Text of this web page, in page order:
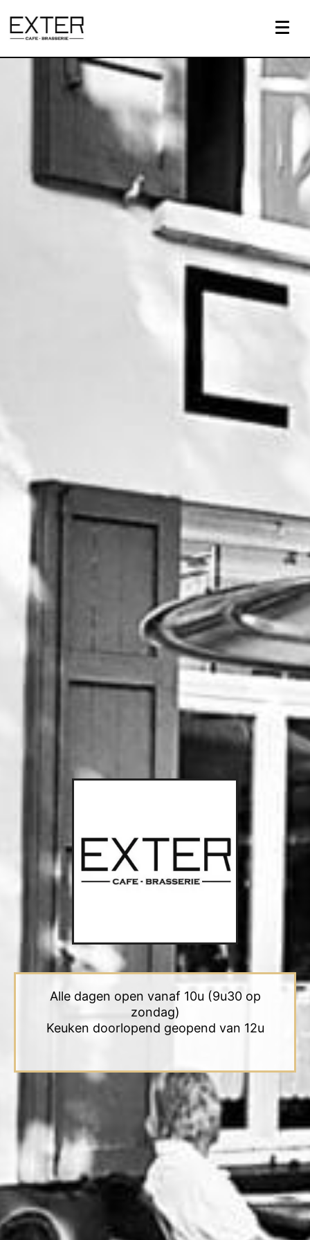
Alle dagen open vanaf 10u (9u30 op
zondag)
Keuken doorlopend geopend van 12u